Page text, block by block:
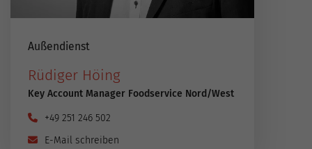
Außendienst
Rüdiger Höing
Key Account Manager Foodservice Nord​/​West
+49 251 246 502
E-Mail schreiben